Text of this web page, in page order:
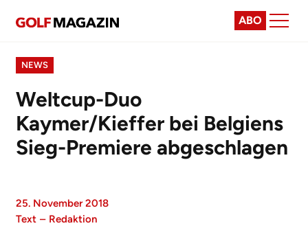
ABO
NEWS
Weltcup-Duo
Kaymer/Kieffer bei Belgiens
Sieg-Premiere abgeschlagen
25. November 2018
Text – Redaktion